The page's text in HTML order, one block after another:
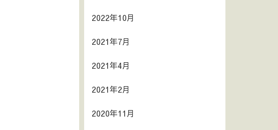
2022年10月
2021年7月
2021年4月
2021年2月
2020年11月